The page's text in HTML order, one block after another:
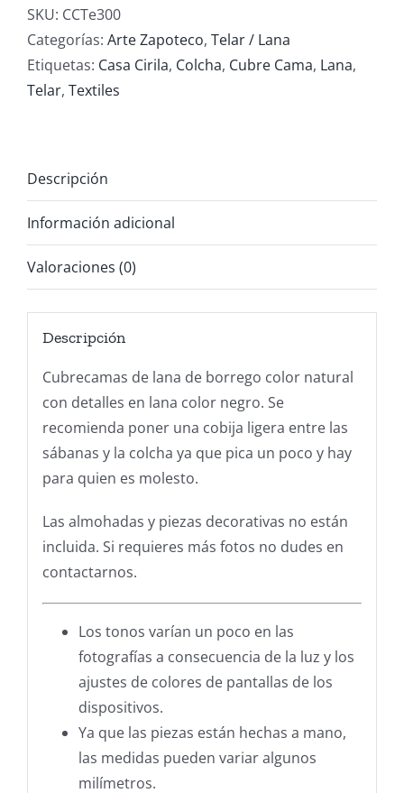
Lana
-
Tejido
de
cantidad
SKU: CCTe300
Categorías: Arte Zapoteco, Telar / Lana
Etiquetas: Casa Cirila, Colcha, Cubre Cama, Lana,
Telar, Textiles
Descripción
Información adicional
Valoraciones (0)
Descripción
Cubrecamas de lana de borrego color natural
con detalles en lana color negro. Se
recomienda poner una cobija ligera entre las
sábanas y la colcha ya que pica un poco y hay
para quien es molesto.
Las almohadas y piezas decorativas no están
incluida. Si requieres más fotos no dudes en
contactarnos.
Los tonos varían un poco en las
fotografías a consecuencia de la luz y los
ajustes de colores de pantallas de los
dispositivos.
Ya que las piezas están hechas a mano,
las medidas pueden variar algunos
milímetros.